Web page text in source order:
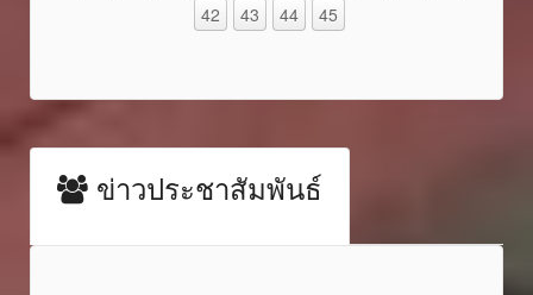
42
43 44 45
ข่าวประชาสัมพันธ์